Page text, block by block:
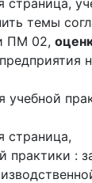
страница,
темы
ПМ 02,
учебной
страница,
практики :